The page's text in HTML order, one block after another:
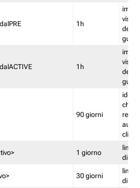
1h
della
1h
della
90 giorni
che
rete
clienti
1 giorno
limita
di
30 giorni
limita
di